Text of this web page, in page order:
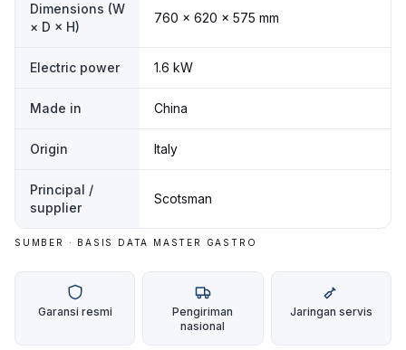
Dimensions (W
× D × H)
760 × 620 × 575 mm
Electric power 1.6 kW
Made in China
Origin Italy
Principal /
supplier
Scotsman
SUMBER · BASIS DATA MASTER GASTRO
Garansi resmi
Pengiriman
nasional
Jaringan servis